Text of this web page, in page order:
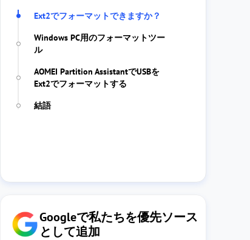
Ext2でフォーマットできますか？
Windows PC用のフォーマットツー
ル
AOMEI Partition AssistantでUSBを
Ext2でフォーマットする
結語
Googleで私たちを優先ソース
として追加